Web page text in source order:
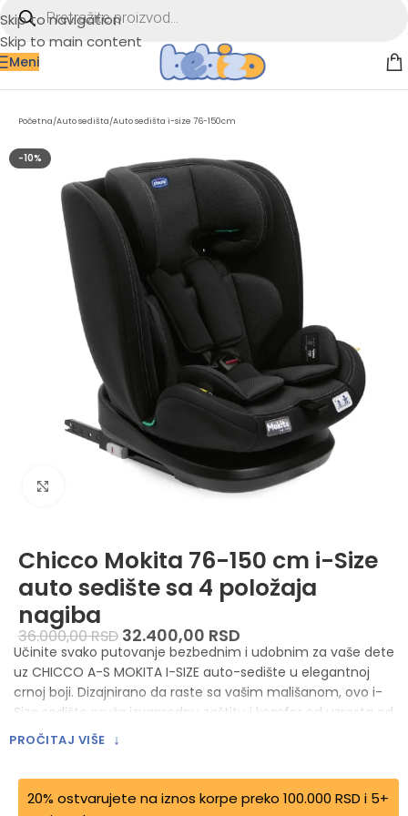
Skip to navigation
Skip to main content
Meni
Početna/Auto sedišta/Auto sedišta i-size 76-150cm
-10%
Chicco Mokita 76-150 cm i-Size
auto sedište sa 4 položaja
nagiba
36.000,00RSD 32.400,00 RSD
Učinite svako putovanje bezbednim i udobnim za vaše dete
uz CHICCO A-S MOKITA I-SIZE auto-sedište u elegantnoj
crnoj boji. Dizajnirano da raste sa vašim mališanom, ovo i-
Size sedište pruža izvanrednu zaštitu i komfor od uzrasta od
15 meseci pa sve do 12 godina, osiguravajući miran um
Karakteristike proizvoda
PROČITAJ VIŠE ↓
20% ostvarujete na iznos korpe preko 100.000 RSD i 5+